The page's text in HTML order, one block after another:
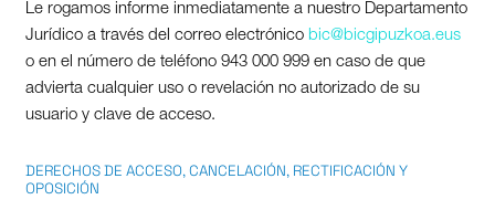
Le rogamos informe inmediatamente a nuestro Departamento
Jurídico a través del correo electrónico bic@bicgipuzkoa.eus
o en el número de teléfono 943 000 999 en caso de que
advierta cualquier uso o revelación no autorizado de su
usuario y clave de acceso.
DERECHOS DE ACCESO, CANCELACIÓN, RECTIFICACIÓN Y
OPOSICIÓN